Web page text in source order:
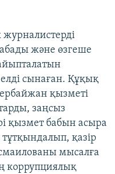
және өзгеше
сынаған. Құқық
қызметі
заңсыз
қызмет бабын асыра
қазір
мысалға
коррупциялық